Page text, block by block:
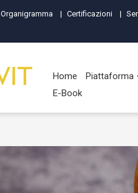
Organigramma Certificazioni
Home Piattaforma
E-Book